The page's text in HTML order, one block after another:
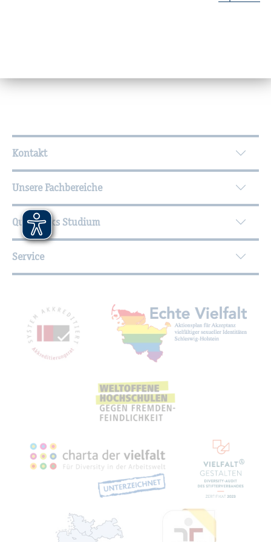
Wei­ter­füh­ren­de In­for­ma­tio­nen
Kontakt
Unsere Fachbereiche
Quicklinks Studium
Service
Mit­glied­schaf­ten,